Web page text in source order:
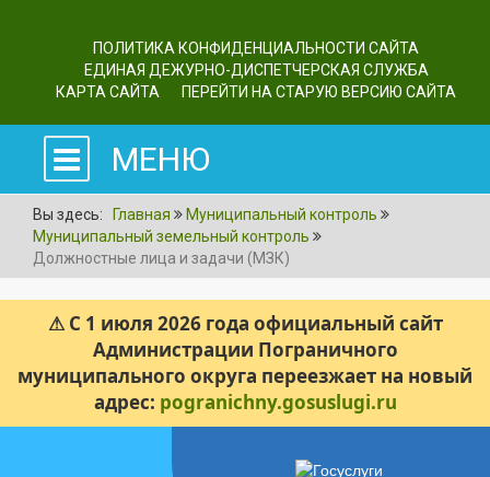
ПОЛИТИКА КОНФИДЕНЦИАЛЬНОСТИ САЙТА
ЕДИНАЯ ДЕЖУРНО-ДИСПЕТЧЕРСКАЯ СЛУЖБА
КАРТА САЙТА
ПЕРЕЙТИ НА СТАРУЮ ВЕРСИЮ САЙТА
МЕНЮ
Вы здесь: Главная
Муниципальный контроль
Муниципальный земельный контроль
Должностные лица и задачи (МЗК)
⚠ С 1 июля 2026 года официальный сайт
Администрации Пограничного
муниципального округа переезжает на новый
адрес: pogranichny.gosuslugi.ru